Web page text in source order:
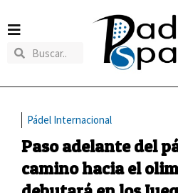
Pádel Internacional
Paso adelante del
camino hacia el